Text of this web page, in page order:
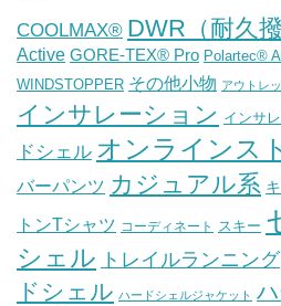
COOLMAX® DWR（耐久撥
Active GORE-TEX® Pro Polartec®
WINDSTOPPER その他小物 アウトレ
インサレーション インサ
ドシェル オンラインス
バーパンツ カジュアル系
トンTシャツ コーディネート スキー
シェル トレイルランニング
ドシェル ハードシェルジャケット